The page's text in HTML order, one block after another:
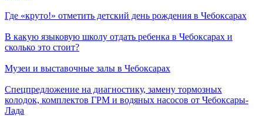
Где «круто!» отметить детский день рождения в Чебоксарах
В какую языковую школу отдать ребенка в Чебоксарах и
сколько это стоит?
Музеи и выставочные залы в Чебоксарах
Спецпредложение на диагностику, замену тормозных
колодок, комплектов ГРМ и водяных насосов от Чебоксары-
Лада